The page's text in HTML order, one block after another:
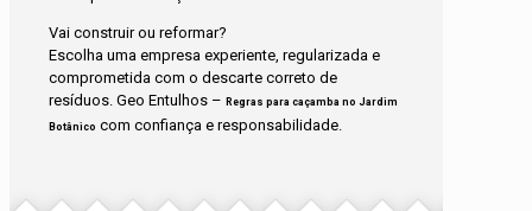
Vai construir ou reformar?
Escolha uma empresa experiente, regularizada e
comprometida com o descarte correto de
resíduos. Geo Entulhos – Regras para caçamba no Jardim
Botânico com confiança e responsabilidade.